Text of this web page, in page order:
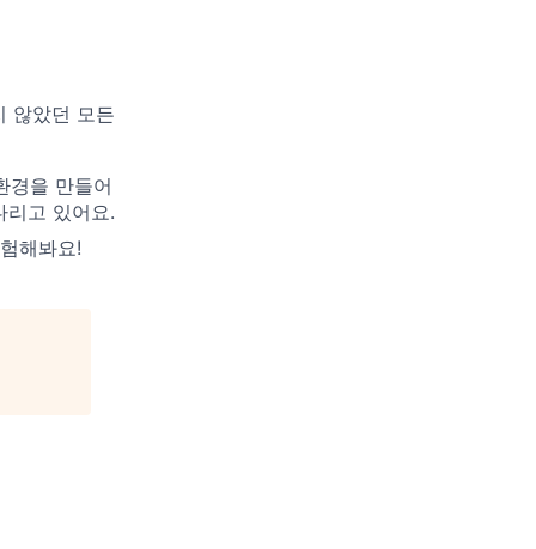
않았던 모든
경을 만들어
리고 있어요.
해봐요!